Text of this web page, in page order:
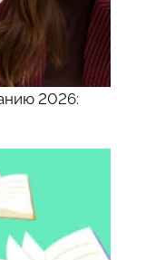
2026: